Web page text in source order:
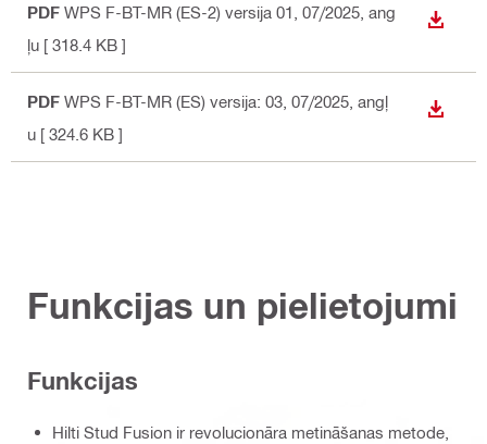
PDF WPS F-BT-MR (ES-2) versija 01, 07/2025 , ang
ļu [ 318.4 KB ]
PDF WPS F-BT-MR (ES) versija: 03, 07/2025 , angļ
u [ 324.6 KB ]
Funkcijas un pielietojumi
Funkcijas
Hilti Stud Fusion ir revolucionāra metināšanas metode,